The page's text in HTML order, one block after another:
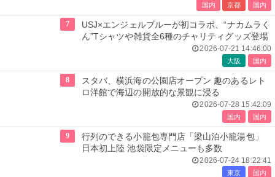
国内 京都 国内
7
USJ×エンジェルブルーが初コラボ、“ナカムラく
ん”Tシャツや雑貨全6種のチャリティグッズ登場
2026-07-21 14:46:00
大阪 国内
8
スタバ、横浜海の公園店オープン 趣のあるレト
ロ洋館で海辺の開放的な景観に浸る
2026-07-28 15:42:09
国内 国内
9
行列のできる小籠包専門店「梁山泊小籠湯包」
日本初上陸 池袋限定メニューも多数
2026-07-24 18:22:41
東京 国内